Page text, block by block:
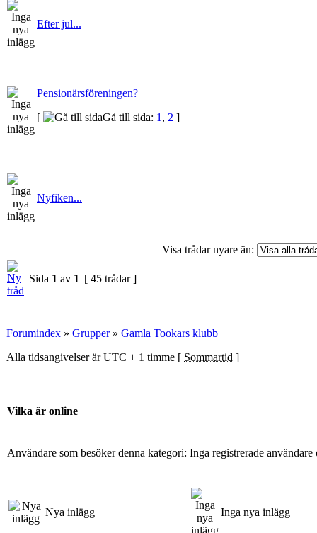
Efter jul...
Pensionärsföreningen?
[
Gå till sida: 1 , 2 ]
Nyfiken...
Visa trådar nyare än:
Sida 1 av 1 [ 45 trådar ]
Forumindex » Grupper» Gamla Tookars klubb
Alla tidsangivelser är UTC + 1 timme [ Sommartid ]
Vilka är online
Användare som besöker denna kategori: Inga registrerade användare
Nya inlägg Inga nya inlägg